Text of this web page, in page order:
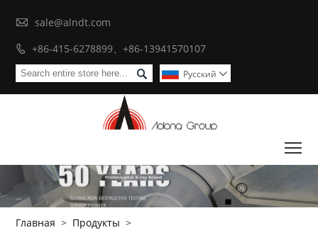
 sale@alndt.com
 +86-415-6278899、+86-13941570107
 Pусский 
Главная > Продукты >